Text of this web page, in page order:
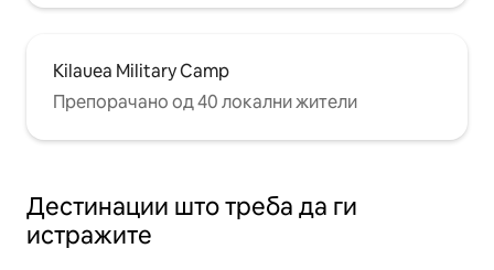
Kilauea Military Camp
Препорачано од 40 локални жители
Дестинации што треба да ги
истражите